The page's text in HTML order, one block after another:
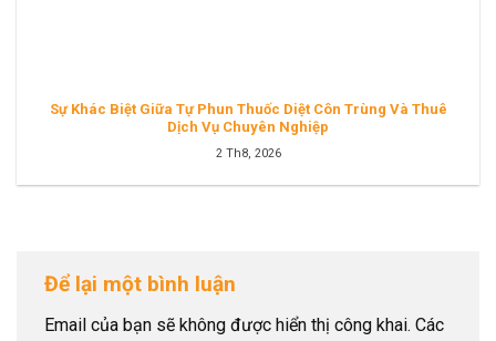
Sự Khác Biệt Giữa Tự Phun Thuốc Diệt Côn Trùng Và Thuê
Dịch Vụ Chuyên Nghiệp
2 Th8, 2026
Để lại một bình luận
Email của bạn sẽ không được hiển thị công khai. Các